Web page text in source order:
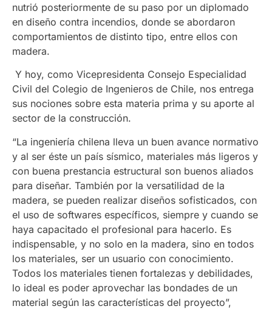
nutrió posteriormente de su paso por un diplomado
en diseño contra incendios, donde se abordaron
comportamientos de distinto tipo, entre ellos con
madera.
Y hoy, como Vicepresidenta Consejo Especialidad
Civil del Colegio de Ingenieros de Chile, nos entrega
sus nociones sobre esta materia prima y su aporte al
sector de la construcción.
“La ingeniería chilena lleva un buen avance normativo
y al ser éste un país sísmico, materiales más ligeros y
con buena prestancia estructural son buenos aliados
para diseñar. También por la versatilidad de la
madera, se pueden realizar diseños sofisticados, con
el uso de softwares específicos, siempre y cuando se
haya capacitado el profesional para hacerlo. Es
indispensable, y no solo en la madera, sino en todos
los materiales, ser un usuario con conocimiento.
Todos los materiales tienen fortalezas y debilidades,
lo ideal es poder aprovechar las bondades de un
material según las características del proyecto”,